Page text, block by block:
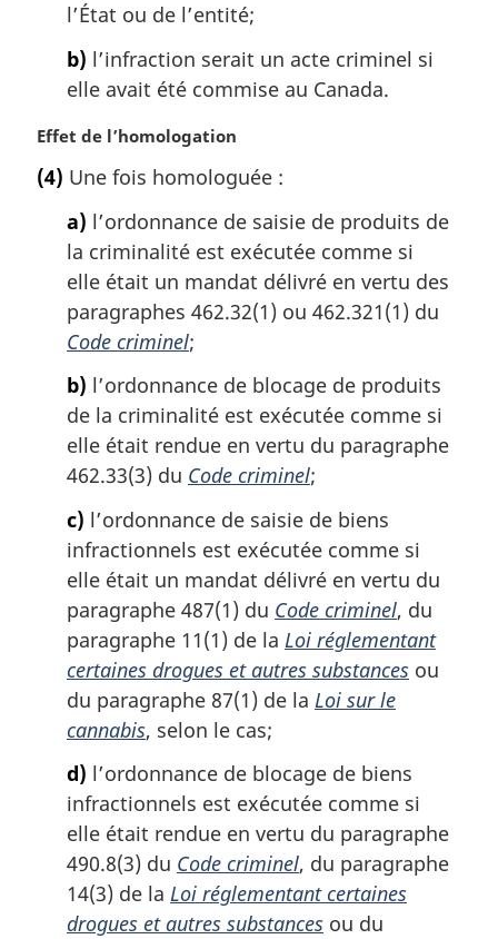
l’État ou de l’entité;
b) l’infraction serait un acte criminel si
elle avait été commise au Canada.
N
t
Effet de l’homologation
(4) Une fois homologuée :
a) l’ordonnance de saisie de produits de
la criminalité est exécutée comme si
elle était un mandat délivré en vertu des
paragraphes 462.32(1) ou 462.321(1) du
Code criminel;
b) l’ordonnance de blocage de produits
de la criminalité est exécutée comme si
elle était rendue en vertu du paragraphe
462.33(3) du Code criminel;
c) l’ordonnance de saisie de biens
infractionnels est exécutée comme si
elle était un mandat délivré en vertu du
paragraphe 487(1) du Code criminel, du
paragraphe 11(1) de la Loi réglementant
certaines drogues et autres substances ou
du paragraphe 87(1) de la Loi sur le
cannabis, selon le cas;
d) l’ordonnance de blocage de biens
infractionnels est exécutée comme si
elle était rendue en vertu du paragraphe
490.8(3) du Code criminel, du paragraphe
14(3) de la Loi réglementant certaines
drogues et autres substances ou du